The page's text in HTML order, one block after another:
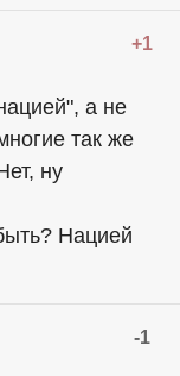
+1
а не
так же
ну
Нацией
-1